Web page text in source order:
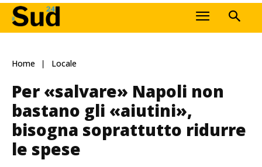
Home Locale
Per «salvare» Napoli non
bastano gli «aiutini»,
bisogna soprattutto ridurre
le spese